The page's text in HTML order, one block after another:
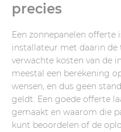
precies
Een zonnepanelen offerte
installateur met daarin de
verwachte kosten van de
meestal een berekening
wensen, en dus geen
geldt. Een goede offerte
gemaakt en waarom die
kunt beoordelen of de